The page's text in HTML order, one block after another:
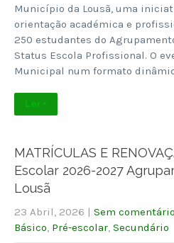
Município da Lousã, uma
orientação académica e
250 estudantes do
Status Escola Profissional. O
Municipal num formato
Ler +
MATRÍCULAS E
Escolar 2026-2027
Lousã
23 Abril, 2026 | Sem
Básico Pré-escolar Secundário